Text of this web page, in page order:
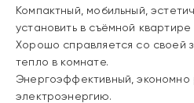
Компактный, мобильный,
установить в съёмной
Хорошо справляется со своей
тепло в комнате.
Энергоэффективный, экономно
электроэнергию.